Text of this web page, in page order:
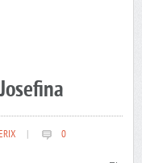
0